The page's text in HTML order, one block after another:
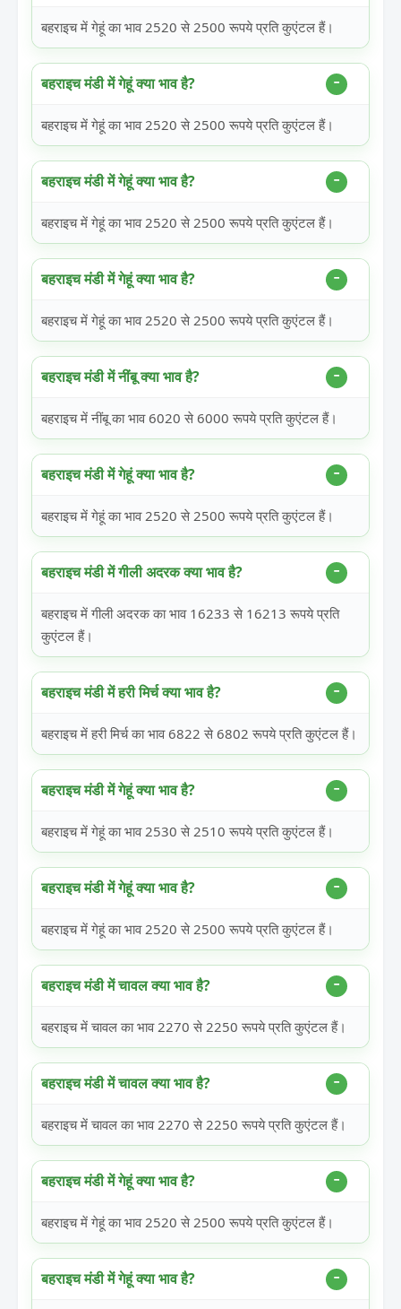
बहराइच में गेहूं का भाव 2520 से 2500 रूपये प्रति कुएंटल हैं।
बहराइच मंडी में गेहूं क्या भाव है?
बहराइच में गेहूं का भाव 2520 से 2500 रूपये प्रति कुएंटल हैं।
बहराइच मंडी में गेहूं क्या भाव है?
बहराइच में गेहूं का भाव 2520 से 2500 रूपये प्रति कुएंटल हैं।
बहराइच मंडी में गेहूं क्या भाव है?
बहराइच में गेहूं का भाव 2520 से 2500 रूपये प्रति कुएंटल हैं।
बहराइच मंडी में नींबू क्या भाव है?
बहराइच में नींबू का भाव 6020 से 6000 रूपये प्रति कुएंटल हैं।
बहराइच मंडी में गेहूं क्या भाव है?
बहराइच में गेहूं का भाव 2520 से 2500 रूपये प्रति कुएंटल हैं।
बहराइच मंडी में गीली अदरक क्या भाव है?
बहराइच में गीली अदरक का भाव 16233 से 16213 रूपये प्रति
कुएंटल हैं।
बहराइच मंडी में हरी मिर्च क्या भाव है?
बहराइच में हरी मिर्च का भाव 6822 से 6802 रूपये प्रति कुएंटल हैं।
बहराइच मंडी में गेहूं क्या भाव है?
बहराइच में गेहूं का भाव 2530 से 2510 रूपये प्रति कुएंटल हैं।
बहराइच मंडी में गेहूं क्या भाव है?
बहराइच में गेहूं का भाव 2520 से 2500 रूपये प्रति कुएंटल हैं।
बहराइच मंडी में चावल क्या भाव है?
बहराइच में चावल का भाव 2270 से 2250 रूपये प्रति कुएंटल हैं।
बहराइच मंडी में चावल क्या भाव है?
बहराइच में चावल का भाव 2270 से 2250 रूपये प्रति कुएंटल हैं।
बहराइच मंडी में गेहूं क्या भाव है?
बहराइच में गेहूं का भाव 2520 से 2500 रूपये प्रति कुएंटल हैं।
बहराइच मंडी में गेहूं क्या भाव है?